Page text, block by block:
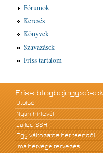
Fórumok
Keresés
Könyvek
Szavazások
Friss tartalom
Friss blogbejegyzések
Utolsó
Nyári hírlevél
Jailed SSH
Egy változatos hét teendői
Ima hétvége tervezés